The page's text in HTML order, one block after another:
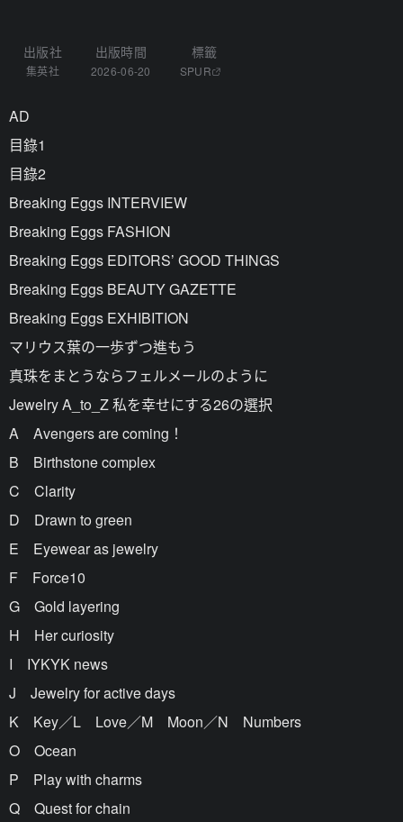
出版社
集英社
出版時間
2026-06-20
標籤
SPUR
AD
目錄1
目錄2
Breaking Eggs INTERVIEW
Breaking Eggs FASHION
Breaking Eggs EDITORS’ GOOD THINGS
Breaking Eggs BEAUTY GAZETTE
Breaking Eggs EXHIBITION
マリウス葉の一歩ずつ進もう
真珠をまとうならフェルメールのように
Jewelry A_to_Z 私を幸せにする26の選択
A Avengers are coming！
B Birthstone complex
C Clarity
D Drawn to green
E Eyewear as jewelry
F Force10
G Gold layering
H Her curiosity
I IYKYK news
J Jewelry for active days
K Key／L Love／M Moon／N Numbers
O Ocean
P Play with charms
Q Quest for chain